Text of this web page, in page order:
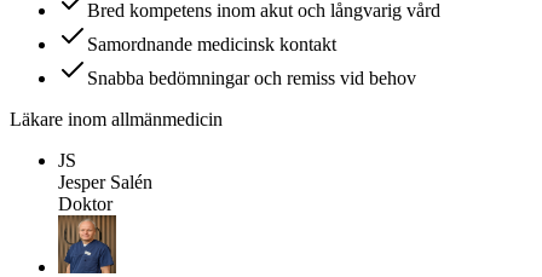
Bred kompetens inom akut och långvarig vård
Samordnande medicinsk kontakt
Snabba bedömningar och remiss vid behov
Läkare inom allmänmedicin
JS
Jesper Salén
Doktor